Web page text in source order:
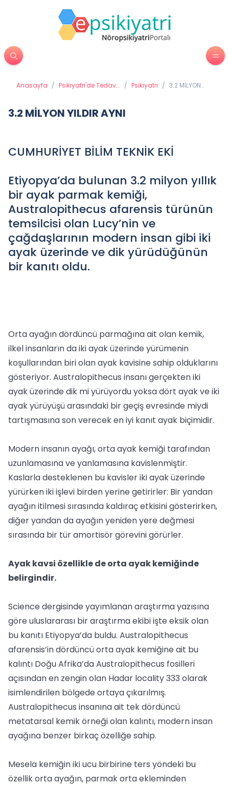
Anasayfa / Psikiyatri'de Tedavi
/ Psikiyatri / 3.2 MİLYON
3.2 MİLYON YILDIR AYNI
CUMHURİYET BİLİM TEKNİK EKİ
Etiyopya’da bulunan 3.2 milyon yıllık
bir ayak parmak kemiği,
Australopithecus afarensis türünün
temsilcisi olan Lucy’nin ve
çağdaşlarının modern insan gibi iki
ayak üzerinde ve dik yürüdüğünün
bir kanıtı oldu.
Orta ayağın dördüncü parmağına ait olan kemik,
ilkel insanların da iki ayak üzerinde yürümenin
koşullarından biri olan ayak kavisine sahip olduklarını
gösteriyor. Australopithecus insanı gerçekten iki
ayak üzerinde dik mi yürüyordu yoksa dört ayak ve iki
ayak yürüyüşü arasındaki bir geçiş evresinde miydi
tartışmasına son verecek en iyi kanıt ayak biçimidir.
Modern insanın ayağı, orta ayak kemiği tarafından
uzunlamasına ve yanlamasına kavislenmiştir.
Kaslarla desteklenen bu kavisler iki ayak üzerinde
yürürken iki işlevi birden yerine getirirler: Bir yandan
ayağın itilmesi sırasında kaldıraç etkisini gösterirken,
diğer yandan da ayağın yeniden yere değmesi
sırasında bir tür amortisör görevini görürler.
Ayak kavsi özellikle de orta ayak kemiğinde
belirgindir.
Science dergisinde yayımlanan araştırma yazısına
göre uluslararası bir araştırma ekibi işte eksik olan
bu kanıtı Etiyopya’da buldu. Australopithecus
afarensis’in dördüncü orta ayak kemiğine ait bu
kalıntı Doğu Afrika’da Australopithecus fosilleri
açısından en zengin olan Hadar locality 333 olarak
isimlendirilen bölgede ortaya çıkarılmış.
Australopithecus insanına ait tek dördüncü
metatarsal kemik örneği olan kalıntı, modern insan
ayağına benzer birkaç özelliğe sahip.
Mesela kemiğin iki ucu birbirine ters yöndeki bu
özellik orta ayağın, parmak orta ekleminden